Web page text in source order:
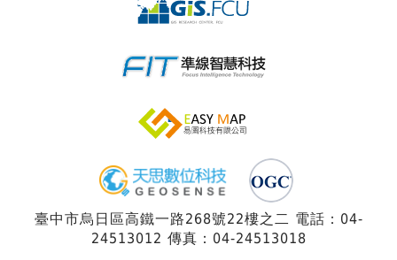
臺中市烏日區高鐵一路268號22樓之二 電話：04-
24513012 傳真：04-24513018